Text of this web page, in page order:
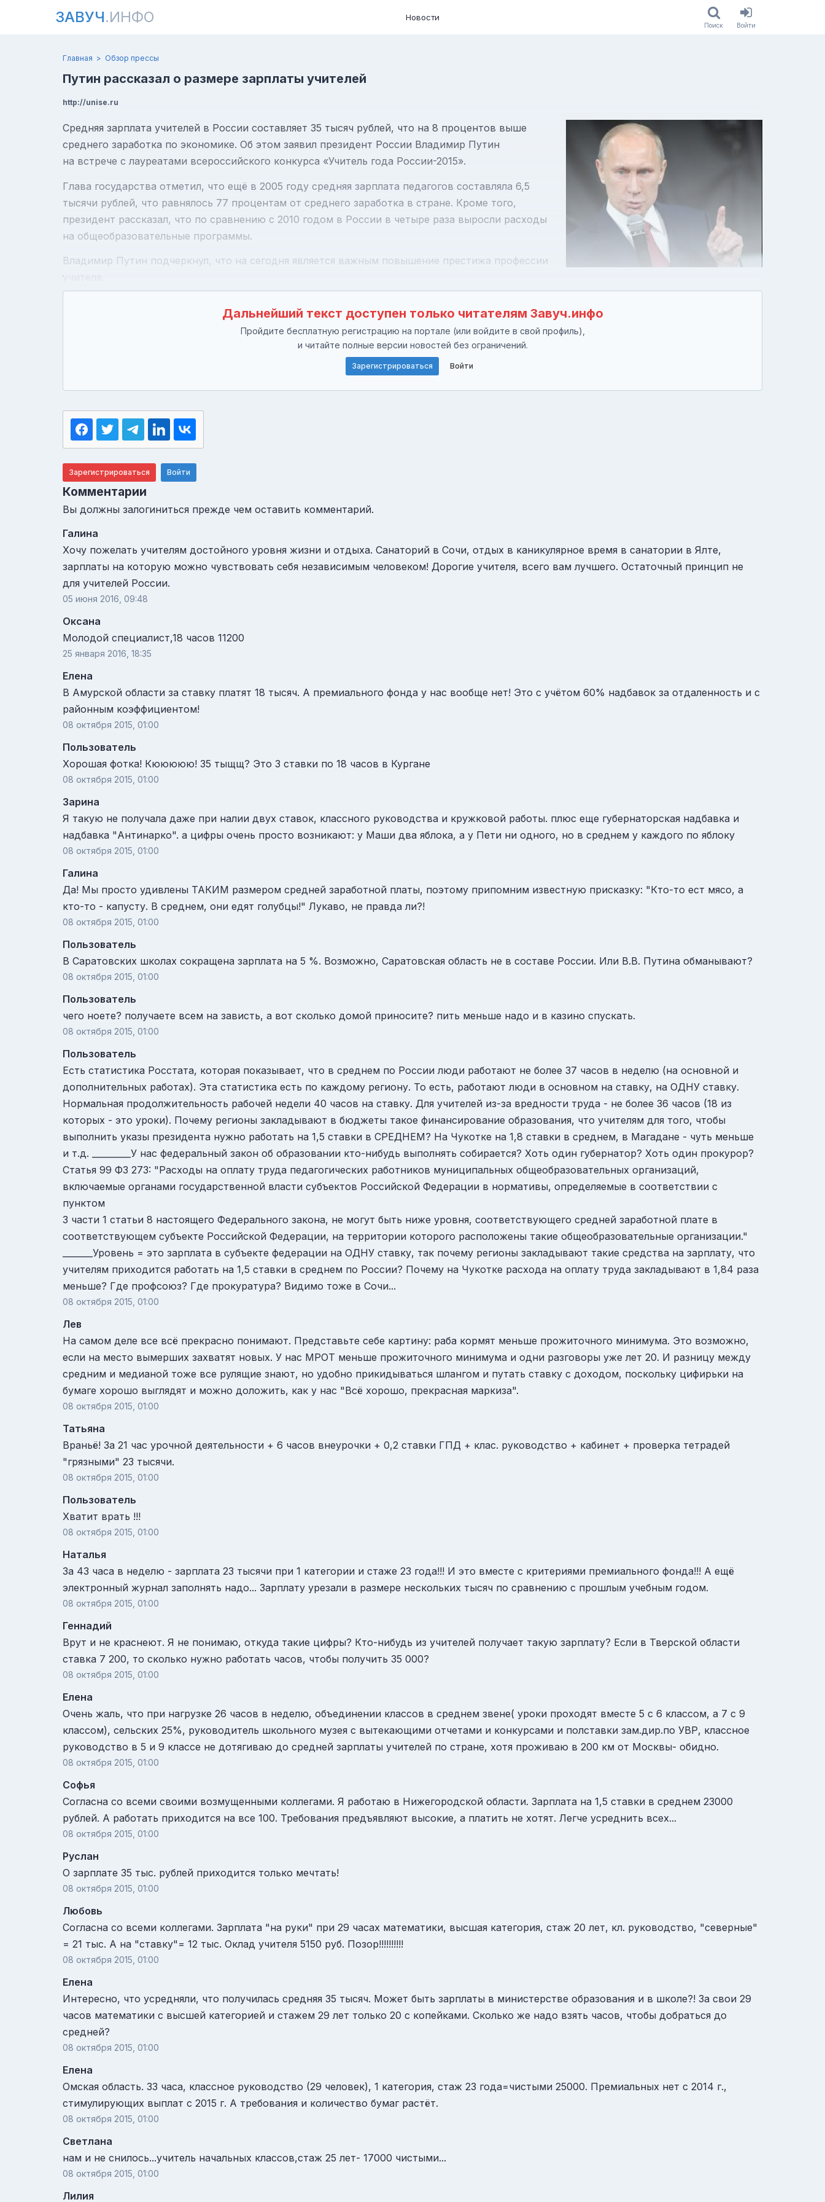
ЗАВУЧ.ИНФО Новости
Поиск Войти
Главная Обзор прессы
Путин рассказал о размере зарплаты учителей
http://unise.ru
Средняя зарплата учителей в России составляет 35 тысяч рублей, что на 8 процентов выше
среднего заработка по экономике. Об этом заявил президент России Владимир Путин
на встрече с лауреатами всероссийского конкурса «Учитель года России-2015».
Глава государства отметил, что ещё в 2005 году средняя зарплата педагогов составляла 6,5
тысячи рублей, что равнялось 77 процентам от среднего заработка в стране. Кроме того,
президент рассказал, что по сравнению с 2010 годом в России в четыре раза выросли расходы
на общеобразовательные программы.
Владимир Путин подчеркнул, что на сегодня является важным повышение престижа профессии
учителя.
Дальнейший текст доступен только читателям Завуч.инфо
Пройдите бесплатную регистрацию на портале (или войдите в свой профиль),
и читайте полные версии новостей без ограничений.
Зарегистрироваться Войти
Зарегистрироваться Войти
Комментарии
Вы должны залогиниться прежде чем оставить комментарий.
Галина
Хочу пожелать учителям достойного уровня жизни и отдыха. Санаторий в Сочи, отдых в каникулярное время в санатории в Ялте,
зарплаты на которую можно чувствовать себя независимым человеком! Дорогие учителя, всего вам лучшего. Остаточный принцип не
для учителей России.
05 июня 2016, 09:48
Оксана
Молодой специалист,18 часов 11200
25 января 2016, 18:35
Елена
В Амурской области за ставку платят 18 тысяч. А премиального фонда у нас вообще нет! Это с учётом 60% надбавок за отдаленность и с
районным коэффициентом!
08 октября 2015, 01:00
Пользователь
Хорошая фотка! Кююююю! 35 тыщщ? Это 3 ставки по 18 часов в Кургане
08 октября 2015, 01:00
Зарина
Я такую не получала даже при налии двух ставок, классного руководства и кружковой работы. плюс еще губернаторская надбавка и
надбавка "Антинарко". а цифры очень просто возникают: у Маши два яблока, а у Пети ни одного, но в среднем у каждого по яблоку
08 октября 2015, 01:00
Галина
Да! Мы просто удивлены ТАКИМ размером средней заработной платы, поэтому припомним известную присказку: "Кто-то ест мясо, а
кто-то - капусту. В среднем, они едят голубцы!" Лукаво, не правда ли?!
08 октября 2015, 01:00
Пользователь
В Саратовских школах сокращена зарплата на 5 %. Возможно, Саратовская область не в составе России. Или В.В. Путина обманывают?
08 октября 2015, 01:00
Пользователь
чего ноете? получаете всем на зависть, а вот сколько домой приносите? пить меньше надо и в казино спускать.
08 октября 2015, 01:00
Пользователь
Есть статистика Росстата, которая показывает, что в среднем по России люди работают не более 37 часов в неделю (на основной и
дополнительных работах). Эта статистика есть по каждому региону. То есть, работают люди в основном на ставку, на ОДНУ ставку.
Нормальная продолжительность рабочей недели 40 часов на ставку. Для учителей из-за вредности труда - не более 36 часов (18 из
которых - это уроки). Почему регионы закладывают в бюджеты такое финансирование образования, что учителям для того, чтобы
выполнить указы президента нужно работать на 1,5 ставки в СРЕДНЕМ? На Чукотке на 1,8 ставки в среднем, в Магадане - чуть меньше
и т.д. _________У нас федеральный закон об образовании кто-нибудь выполнять собирается? Хоть один губернатор? Хоть один прокурор?
Статья 99 ФЗ 273: "Расходы на оплату труда педагогических работников муниципальных общеобразовательных организаций,
включаемые органами государственной власти субъектов Российской Федерации в нормативы, определяемые в соответствии с
пунктом
3 части 1 статьи 8 настоящего Федерального закона, не могут быть ниже уровня, соответствующего средней заработной плате в
соответствующем субъекте Российской Федерации, на территории которого расположены такие общеобразовательные организации."
_______Уровень = это зарплата в субъекте федерации на ОДНУ ставку, так почему регионы закладывают такие средства на зарплату, что
учителям приходится работать на 1,5 ставки в среднем по России? Почему на Чукотке расхода на оплату труда закладывают в 1,84 раза
меньше? Где профсоюз? Где прокуратура? Видимо тоже в Сочи...
08 октября 2015, 01:00
Лев
На самом деле все всё прекрасно понимают. Представьте себе картину: раба кормят меньше прожиточного минимума. Это возможно,
если на место вымерших захватят новых. У нас МРОТ меньше прожиточного минимума и одни разговоры уже лет 20. И разницу между
средним и медианой тоже все рулящие знают, но удобно прикидываться шлангом и путать ставку с доходом, поскольку цифирьки на
бумаге хорошо выглядят и можно доложить, как у нас "Всё хорошо, прекрасная маркиза".
08 октября 2015, 01:00
Татьяна
Враньё! За 21 час урочной деятельности + 6 часов внеурочки + 0,2 ставки ГПД + клас. руководство + кабинет + проверка тетрадей
"грязными" 23 тысячи.
08 октября 2015, 01:00
Пользователь
Хватит врать !!!
08 октября 2015, 01:00
Наталья
За 43 часа в неделю - зарплата 23 тысячи при 1 категории и стаже 23 года!!! И это вместе с критериями премиального фонда!!! А ещё
электронный журнал заполнять надо... Зарплату урезали в размере нескольких тысяч по сравнению с прошлым учебным годом.
08 октября 2015, 01:00
Геннадий
Врут и не краснеют. Я не понимаю, откуда такие цифры? Кто-нибудь из учителей получает такую зарплату? Если в Тверской области
ставка 7 200, то сколько нужно работать часов, чтобы получить 35 000?
08 октября 2015, 01:00
Елена
Очень жаль, что при нагрузке 26 часов в неделю, объединении классов в среднем звене( уроки проходят вместе 5 с 6 классом, а 7 с 9
классом), сельских 25%, руководитель школьного музея с вытекающими отчетами и конкурсами и полставки зам.дир.по УВР, классное
руководство в 5 и 9 классе не дотягиваю до средней зарплаты учителей по стране, хотя проживаю в 200 км от Москвы- обидно.
08 октября 2015, 01:00
Софья
Согласна со всеми своими возмущенными коллегами. Я работаю в Нижегородской области. Зарплата на 1,5 ставки в среднем 23000
рублей. А работать приходится на все 100. Требования предъявляют высокие, а платить не хотят. Легче усреднить всех...
08 октября 2015, 01:00
Руслан
О зарплате 35 тыс. рублей приходится только мечтать!
08 октября 2015, 01:00
Любовь
Согласна со всеми коллегами. Зарплата "на руки" при 29 часах математики, высшая категория, стаж 20 лет, кл. руководство, "северные"
= 21 тыс. А на "ставку"= 12 тыс. Оклад учителя 5150 руб. Позор!!!!!!!!!!
08 октября 2015, 01:00
Елена
Интересно, что усредняли, что получилась средняя 35 тысяч. Может быть зарплаты в министерстве образования и в школе?! За свои 29
часов математики с высшей категорией и стажем 29 лет только 20 с копейками. Сколько же надо взять часов, чтобы добраться до
средней?
08 октября 2015, 01:00
Елена
Омская область. 33 часа, классное руководство (29 человек), 1 категория, стаж 23 года=чистыми 25000. Премиальных нет с 2014 г.,
стимулирующих выплат с 2015 г. А требования и количество бумаг растёт.
08 октября 2015, 01:00
Светлана
нам и не снилось...учитель начальных классов,стаж 25 лет- 17000 чистыми...
08 октября 2015, 01:00
Лилия